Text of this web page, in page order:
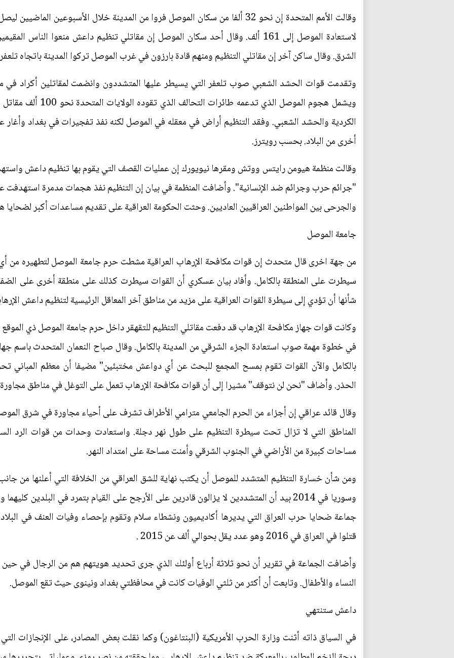
وقالت الأمم المتحدة إن نحو 32 ألفا من سكان الموصل فروا من المدينة خلال الأسبوعين
لاستعادة الموصل إلى 161 ألف. وقال أحد سكان الموصل إن مقاتلي تنظيم داعش منعوا
الشرق. وقال ساكن آخر إن مقاتلي التنظيم ومنهم قادة بارزون في غرب الموصل تركوا المدينة باتجاه
وتقدمت قوات الحشد الشعبي صوب تلعفر التي يسيطر عليها المتشددون وانضمت لمقاتلين أكراد في
ويشمل هجوم الموصل الذي
الكردية والحشد الشعبي. وفقد التنظيم أراض في معقله في الموصل لكنه نفذ تفجيرات في بغداد
أخرى من البلاد. بحسب رويترز.
وقالت منظمة هيومن رايتس ووتش ومقرها نيويورك إن عمليات القصف التي يقوم بها تنظيم داعش
"جرائم حرب وجرائم ضد الإنسانية". وأضافت المنظمة في بيان إن التنظيم نفذ هجمات مدمرة استهدفت
والجرحى بين المواطنين العراقيين العاديين. وحثت الحكومة العراقية على تقديم مساعدات أكبر
جامعة الموصل
من جهة اخرى قال متحدث إن قوات مكافحة الإرهاب العراقية مشطت حرم جامعة الموصل لتطهيره من
سيطرت على المنطقة بالكامل. وأفاد بيان عسكري أن القوات سيطرت كذلك على منطقة أخرى على
شأنها أن تؤدي إلى سيطرة القوات العراقية على مزيد من مناطق آخر المعاقل الرئيسية لتنظيم داعش
وكانت قوات جهاز مكافحة الإرهاب قد دفعت مقاتلي التنظيم للتقهقر داخل حرم جامعة الموصل ذي
في خطوة مهمة صوب استعادة الجزء الشرقي من المدينة بالكامل. وقال صباح النعمان المتحدث باسم
بالكامل والآن القوات تقوم بمسح المجمع للبحث عن أي دواعش مختبئين" مضيفا أن معظم المباني
الحذر. وأضاف "نحن لن نتوقف" مشيرا إلى أن قوات مكافحة الإرهاب تعمل على التوغل في مناطق
وقال قائد عراقي إن أجزاء من الحرم الجامعي مترامي الأطراف تشرف على أحياء مجاورة في شرق
المناطق التي لا تزال تحت سيطرة التنظيم على طول نهر دجلة. واستعادت وحدات من قوات الرد
مساحات كبيرة من الأراضي في الجنوب الشرقي وأمنت مساحة على امتداد النهر.
ومن شأن خسارة التنظيم المتشدد للموصل أن يكتب نهاية للشق العراقي من الخلافة التي أعلنها من
وسوريا في 2014 بيد أن المتشددين لا يزالون قادرين على الأرجح على القيام بتمرد في
قتلوا في العراق في 2016 وهو عدد يقل بحوالي ألف عن 2015 .
وأضافت الجماعة في تقرير أن نحو ثلاثة أرباع أولئك الذي جرى تحديد هويتهم هم من الرجال في حين
النساء والأطفال. وتابعت أن أكثر من ثلثي الوفيات كانت في محافظتي بغداد ونينوى حيث تقع الموصل.
داعش ستنتهي
في السياق ذاته أثنت وزارة الحرب الأمريكية (البنتاغون) وكما نقلت بعض المصادر، على الإنجازات